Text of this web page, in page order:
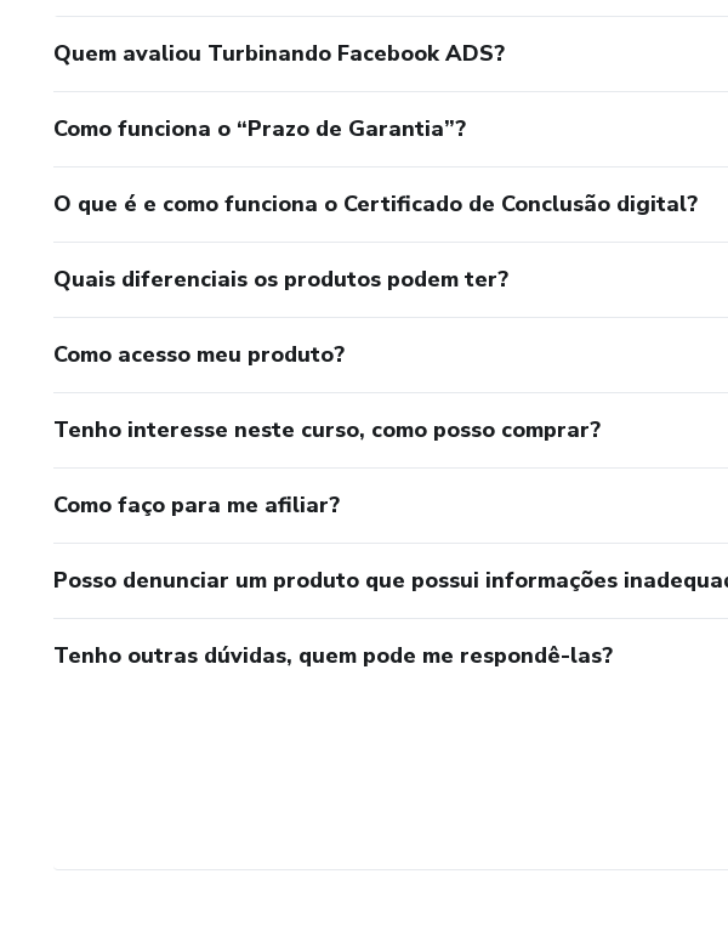
Quem avaliou Turbinando Facebook ADS?
Como funciona o “Prazo de Garantia”?
O que é e como funciona o Certificado de Conclusão digital?
Quais diferenciais os produtos podem ter?
Como acesso meu produto?
Tenho interesse neste curso, como posso comprar?
Como faço para me afiliar?
Posso denunciar um produto que possui informações
Tenho outras dúvidas, quem pode me respondê-las?